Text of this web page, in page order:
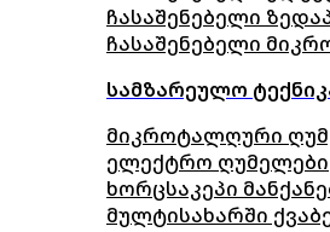
ჩასაშენებელი
ჩასაშენებელი
სამზარეულო
მიკროტალღური
ელექტრო ღუმელები
ხორცსაკეპი
მულტისახარში